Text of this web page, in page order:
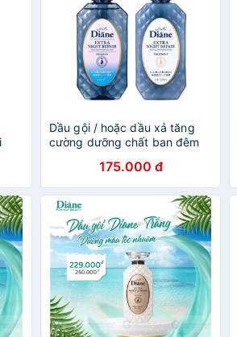
Dầu gội / hoặc dầu xả tăng
cường dưỡng chất ban đêm
175.000 đ